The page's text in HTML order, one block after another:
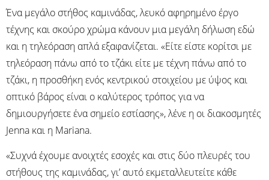
Ένα μεγάλο στήθος καμινάδας, λευκό αφηρημένο έργο
τέχνης και σκούρο χρώμα κάνουν μια μεγάλη δήλωση εδώ
και η τηλεόραση απλά εξαφανίζεται. «Είτε είστε κορίτσι με
τηλεόραση πάνω από το τζάκι είτε με τέχνη πάνω από το
τζάκι, η προσθήκη ενός κεντρικού στοιχείου με ύψος και
οπτικό βάρος είναι ο καλύτερος τρόπος για να
δημιουργήσετε ένα σημείο εστίασης», λένε η οι διακοσμητές
Jenna και η Mariana.
«Συχνά έχουμε ανοιχτές εσοχές και στις δύο πλευρές του
στήθους της καμινάδας, γι’ αυτό εκμεταλλευτείτε κάθε